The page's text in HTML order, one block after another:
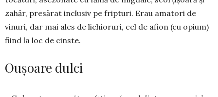
zahăr, presărat inclusiv pe fripturi. Erau amatori de
vinuri, dar mai ales de lichioruri, cel de afion (cu opium)
fiind la loc de cinste.
Oușoare dulci